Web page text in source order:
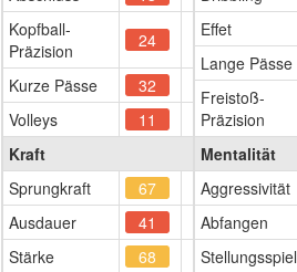
Kopfball-
Präzision
24
Kurze Pässe
32
Volleys
11
Kraft
Sprungkraft
67
Ausdauer
41
Stärke
68
Effet
Lange Pässe
Freistoß-
Präzision
Mentalität
Aggressivität
Abfangen
Stellungsspiel